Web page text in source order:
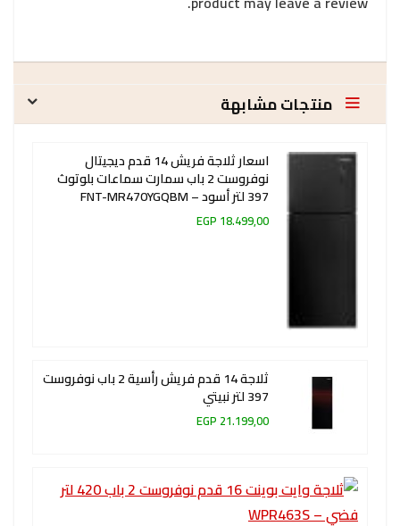
منتجات مشابهة
اسعار ثلاجة فريش 14 قدم ديجيتال
نوفروست 2 باب سمارت سماعات بلوتوث
397 لتر أسود – FNT-MR470YGQBM
18.499,00 EGP
ثلاجة 14 قدم فريش رأسية 2 باب نوفروست
397 لتر نبيتي
21.199,00 EGP